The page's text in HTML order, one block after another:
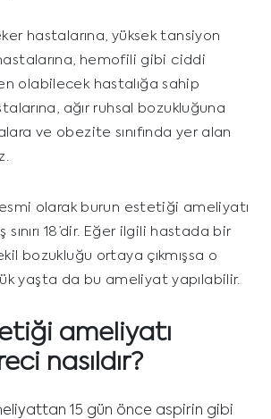
hastalarına, yüksek tansiyon
hemofili gibi ciddi
olabilecek hastalığa sahip
ağır ruhsal bozukluğuna
ve obezite sınıfında yer alan
olarak burun estetiği ameliyatı
18’dir. Eğer ilgili hastada bir
bozukluğu ortaya çıkmışsa o
yaşta da bu ameliyat yapılabilir.
ameliyatı
nasıldır?
15 gün önce aspirin gibi